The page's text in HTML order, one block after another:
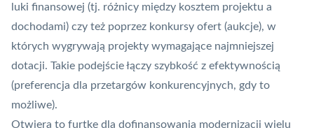
luki finansowej (tj. różnicy między kosztem projektu a
dochodami) czy też poprzez konkursy ofert (aukcje), w
których wygrywają projekty wymagające najmniejszej
dotacji. Takie podejście łączy szybkość z efektywnością
(preferencja dla przetargów konkurencyjnych, gdy to
możliwe).
Otwiera to furtkę dla dofinansowania modernizacji wielu